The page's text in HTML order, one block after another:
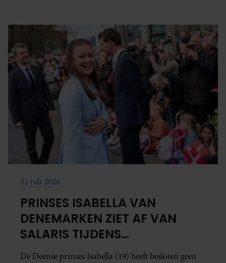
31 juli 2026
PRINSES ISABELLA VAN
DENEMARKEN ZIET AF VAN
SALARIS TIJDENS
DIENSTPLICHT
De Deense prinses Isabella (19) heeft besloten geen